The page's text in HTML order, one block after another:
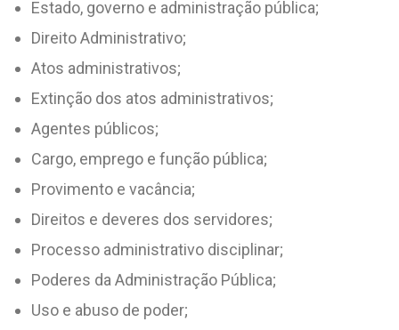
Estado, governo e administração pública;
Direito Administrativo;
Atos administrativos;
Extinção dos atos administrativos;
Agentes públicos;
Cargo, emprego e função pública;
Provimento e vacância;
Direitos e deveres dos servidores;
Processo administrativo disciplinar;
Poderes da Administração Pública;
Uso e abuso de poder;